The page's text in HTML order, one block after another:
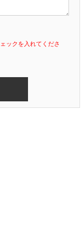
ックを入れてくださ